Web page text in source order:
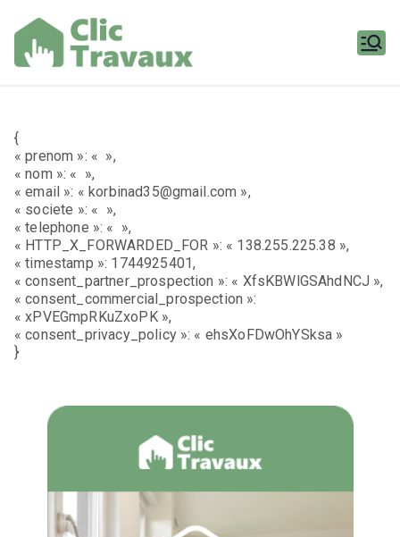
contenu
{
« prenom »: « »,
« nom »: « »,
« email »: « korbinad35@gmail.com »,
« societe »: « »,
« telephone »: « »,
« HTTP_X_FORWARDED_FOR »: « 138.255.225.38 »,
« timestamp »: 1744925401,
« consent_partner_prospection »: « XfsKBWlGSAhdNCJ »,
« consent_commercial_prospection »:
« xPVEGmpRKuZxoPK »,
« consent_privacy_policy »: « ehsXoFDwOhYSksa »
}